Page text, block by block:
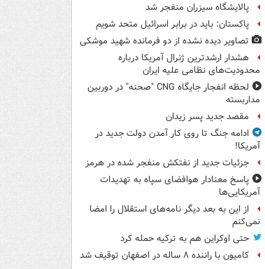
پالایشگاه سیزران منفجر شد
پاکستان: باید در برابر اسرائیل متحد شویم
تصاویر دیده‌ نشده از دو فرمانده شهید موشکی
هشدار ارشدترین ژنرال آمریکا درباره
محدودیت‌های نظامی علیه ایران
لحظه انفجار جایگاه CNG "صحنه" در دوربین
مداربسته
مقصد جدید پسر زیدان
ادامه جنگ تا روی کار آمدن دولت جدید در
آمریکا!
جزئیات جدید از نفتکش منفجر شده در هرمز
پاسخ معنادار هوافضای سپاه به تهدیدات
آمریکایی‌ها
از این به بعد دیگر نامه‌های استقلال را امضا
نمی‌کنم
حتی اوکراین هم به ترکیه حمله کرد
کامیون با راننده ۸ ساله در اصفهان توقیف شد